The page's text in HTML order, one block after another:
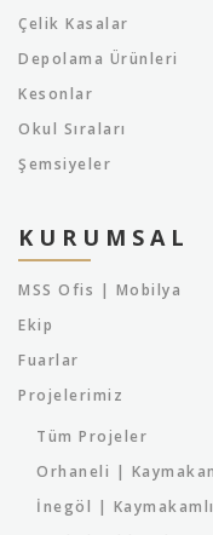
Çelik Kasalar
Depolama Ürünleri
Kesonlar
Okul Sıraları
Şemsiyeler
KURUMSAL
MSS Ofis | Mobilya
Ekip
Fuarlar
Projelerimiz
Tüm Projeler
Orhaneli |
İnegöl |